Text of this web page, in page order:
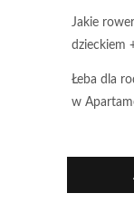
Jakie
dzieckiem
Łeba dla
w